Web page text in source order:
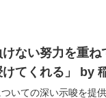
ない努力を重
てくれる」 by
いての深い示唆を提